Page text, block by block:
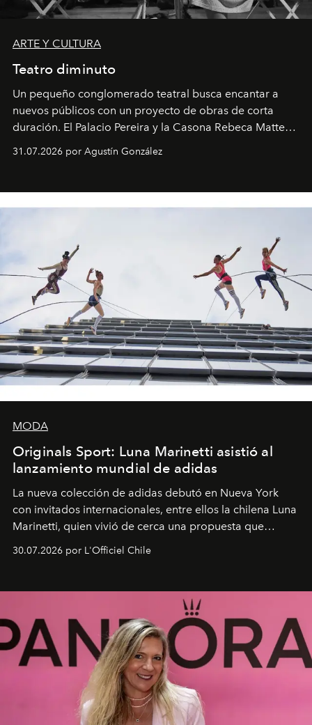
ARTE Y CULTURA
Teatro diminuto
Un pequeño conglomerado teatral busca encantar a
nuevos públicos con un proyecto de obras de corta
duración. El Palacio Pereira y la Casona Rebeca Matte
miniobras. Sus puestas en escena son limpias; ponen el
31.07.2026 por Agustín González
MODA
Originals Sport: Luna Marinetti asistió al
lanzamiento mundial de adidas
La nueva colección de adidas debutó en Nueva York
con invitados internacionales, entre ellos la chilena Luna
Marinetti, quien vivió de cerca una propuesta que
30.07.2026 por L'Officiel Chile